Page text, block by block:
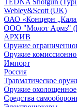
TEDNA Shotgun
Webley&Scott (UK)
ОАО «Концерн
ООО "Молот Армз"
АРХИВ
Оружие
Оружие
Импорт
Россия
Травматическое
Оружие охолощенное
Средства